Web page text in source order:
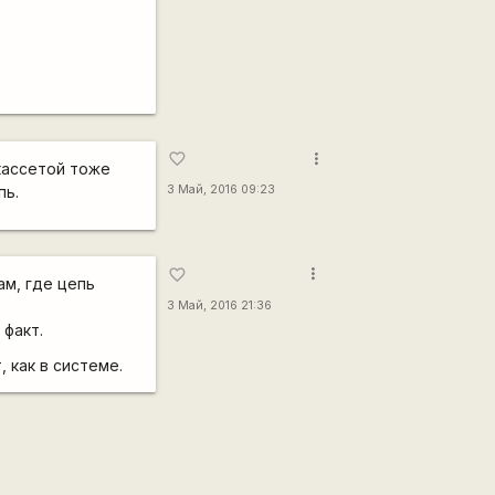
тоже
favorite_border
3 Май, 2016 09:23
more_vert
где цепь
как в системе.
favorite_border
3 Май, 2016 21:36
more_vert